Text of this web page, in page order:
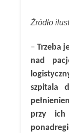
Źródło
–Trzeba
nad
szpitala
przy